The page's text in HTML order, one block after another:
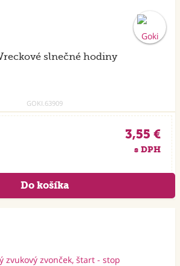
slnečné hodiny
GOKI.63909
3,55 €
s DPH